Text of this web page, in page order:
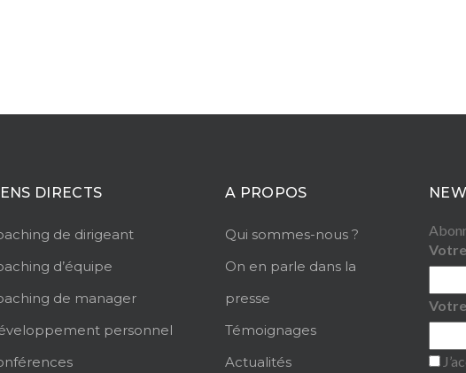
DIRECTS
de dirigeant
d’équipe
de manager
personnel
A PROPOS
Qui sommes-nous ?
On en parle dans la
presse
Témoignages
Actualités